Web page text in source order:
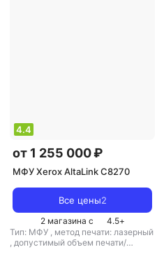
4.4
от 1 255 000 ₽
МФУ Xerox AltaLink C8270
Все цены2
2 магазина с 4.5+
Тип: МФУ , метод печати: лазерный
, допустимый объем печати/